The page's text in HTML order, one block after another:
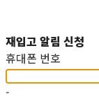
재입고 알림 신청
휴대폰 번호
-